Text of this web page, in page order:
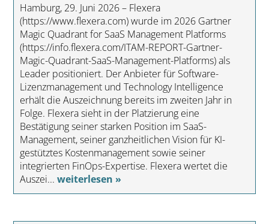
Hamburg, 29. Juni 2026 – Flexera
(https://www.flexera.com) wurde im 2026 Gartner
Magic Quadrant for SaaS Management Platforms
(https://info.flexera.com/ITAM-REPORT-Gartner-
Magic-Quadrant-SaaS-Management-Platforms) als
Leader positioniert. Der Anbieter für Software-
Lizenzmanagement und Technology Intelligence
erhält die Auszeichnung bereits im zweiten Jahr in
Folge. Flexera sieht in der Platzierung eine
Bestätigung seiner starken Position im SaaS-
Management, seiner ganzheitlichen Vision für KI-
gestütztes Kostenmanagement sowie seiner
integrierten FinOps-Expertise. Flexera wertet die
Auszei... weiterlesen »